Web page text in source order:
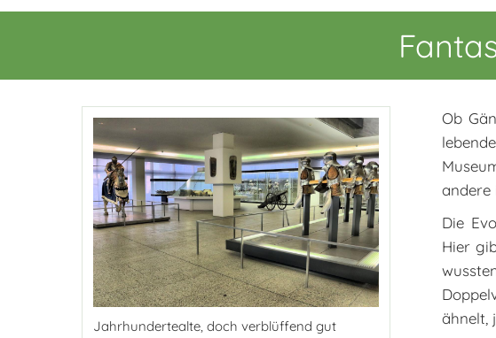
Jahrhundertealte, doch verblüffend gut
Ob
andere
Die
Hier
ähnelt,